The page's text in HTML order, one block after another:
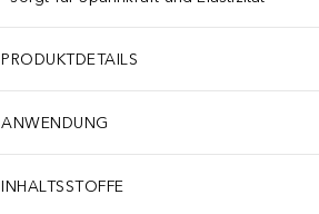
PRODUKTDETAILS
ANWENDUNG
INHALTSSTOFFE